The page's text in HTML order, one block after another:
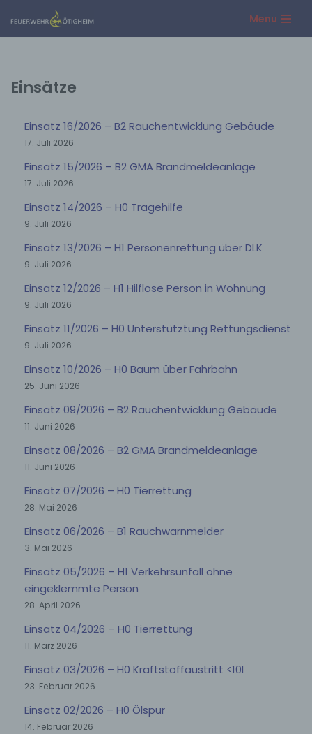
Zum
Menu
Einsätze
Einsatz 16/2026 – B2 Rauchentwicklung Gebäude
17. Juli 2026
Einsatz 15/2026 – B2 GMA Brandmeldeanlage
17. Juli 2026
Einsatz 14/2026 – H0 Tragehilfe
9. Juli 2026
Einsatz 13/2026 – H1 Personenrettung über DLK
9. Juli 2026
Einsatz 12/2026 – H1 Hilflose Person in Wohnung
9. Juli 2026
Einsatz 11/2026 – H0 Unterstütztung Rettungsdienst
9. Juli 2026
Einsatz 10/2026 – H0 Baum über Fahrbahn
25. Juni 2026
Einsatz 09/2026 – B2 Rauchentwicklung Gebäude
11. Juni 2026
Einsatz 08/2026 – B2 GMA Brandmeldeanlage
11. Juni 2026
Einsatz 07/2026 – H0 Tierrettung
28. Mai 2026
Einsatz 06/2026 – B1 Rauchwarnmelder
3. Mai 2026
Einsatz 05/2026 – H1 Verkehrsunfall ohne
eingeklemmte Person
28. April 2026
Einsatz 04/2026 – H0 Tierrettung
11. März 2026
Einsatz 03/2026 – H0 Kraftstoffaustritt <10l
23. Februar 2026
Einsatz 02/2026 – H0 Ölspur
14. Februar 2026